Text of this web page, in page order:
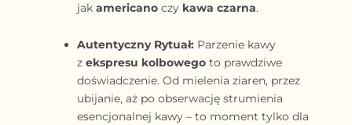
jak americano czy kawa czarna.
Autentyczny Rytuał: Parzenie kawy
z ekspresu kolbowego to prawdziwe
doświadczenie. Od mielenia ziaren, przez
ubijanie, aż po obserwację strumienia
esencjonalnej kawy – to moment tylko dla